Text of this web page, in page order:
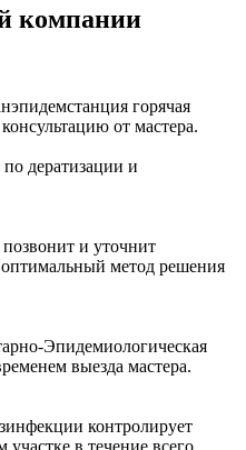
компании
горячая
от мастера.
по дератизации и
и уточнит
метод решения
Эпидемиологическая
выезда мастера.
контролирует
в течение всего